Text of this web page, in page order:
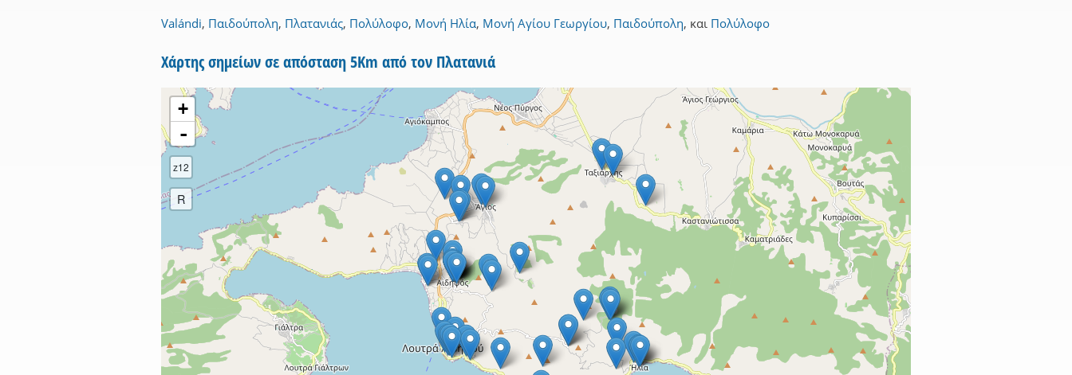
Valándi, Παιδούπολη, Πλατανιάς, Πολύλοφο, Μονή Ηλία, Μονή Αγίου Γεωργίου, Παιδούπολη, και Πολύλοφο
Χάρτης σημείων σε απόσταση 5Km από τον Πλατανιά
+
-
z12
R